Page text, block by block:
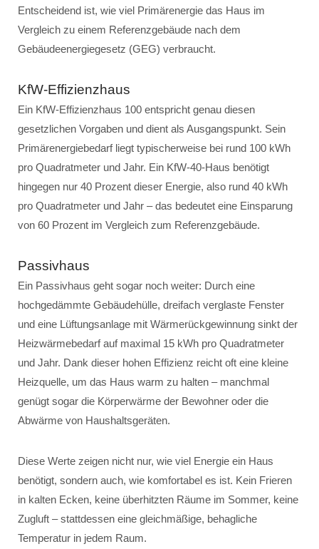
Entscheidend ist, wie viel Primärenergie das Haus im
Vergleich zu einem Referenzgebäude nach dem
Gebäudeenergiegesetz (GEG) verbraucht.
KfW-Effizienzhaus
Ein KfW-Effizienzhaus 100 entspricht genau diesen
gesetzlichen Vorgaben und dient als Ausgangspunkt. Sein
Primärenergiebedarf liegt typischerweise bei rund 100 kWh
pro Quadratmeter und Jahr. Ein KfW-40-Haus benötigt
hingegen nur 40 Prozent dieser Energie, also rund 40 kWh
pro Quadratmeter und Jahr – das bedeutet eine Einsparung
von 60 Prozent im Vergleich zum Referenzgebäude.
Passivhaus
Ein Passivhaus geht sogar noch weiter: Durch eine
hochgedämmte Gebäudehülle, dreifach verglaste Fenster
und eine Lüftungsanlage mit Wärmerückgewinnung sinkt der
Heizwärmebedarf auf maximal 15 kWh pro Quadratmeter
und Jahr. Dank dieser hohen Effizienz reicht oft eine kleine
Heizquelle, um das Haus warm zu halten – manchmal
genügt sogar die Körperwärme der Bewohner oder die
Abwärme von Haushaltsgeräten.
Diese Werte zeigen nicht nur, wie viel Energie ein Haus
benötigt, sondern auch, wie komfortabel es ist. Kein Frieren
in kalten Ecken, keine überhitzten Räume im Sommer, keine
Zugluft – stattdessen eine gleichmäßige, behagliche
Temperatur in jedem Raum.